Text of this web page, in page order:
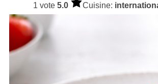
1 vote 5.0 Cuisine: